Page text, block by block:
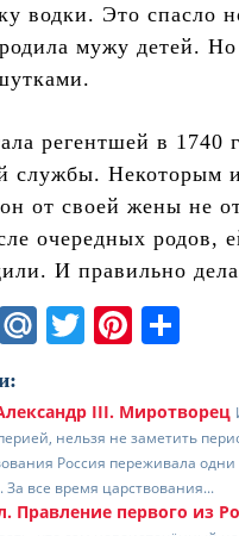
водки. Это спасло
мужу детей.
регентшей в
службы. Некоторым
от своей жены не
очередных родов,
И правильно
V M
l.
R
u
T
itt
er
Pi
er
e
st
п
р
а
в
III. Миротворец
нельзя не заметить
Россия переживала
За все время царствования...
Правление первого из